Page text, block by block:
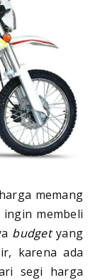
memang
membeli
budgetyang
karena ada
segi harga